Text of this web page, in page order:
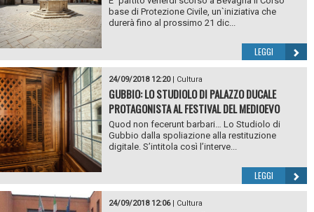
base di Protezione Civile, un`iniziativa che
durerà fino al prossimo 21 dic...
LEGGI
24/09/2018 12:20| Cultura
GUBBIO: LO STUDIOLO DI PALAZZO DUCALE
PROTAGONISTA AL FESTIVAL DEL MEDIOEVO
Quod non fecerunt barbari… Lo Studiolo di
Gubbio dalla spoliazione alla restituzione
digitale. S’intitola così l’interve...
LEGGI
24/09/2018 12:06| Cultura